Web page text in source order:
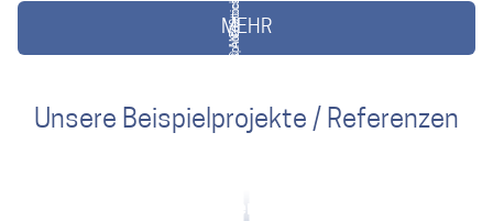
MEHR
Unsere Beispielprojekte / Referenzen
weControl: Bodenstation für UAV